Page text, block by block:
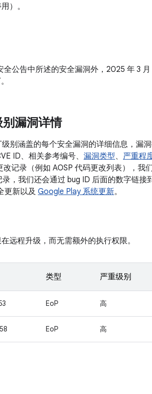
）。
全公告中所述的安全漏洞外，2025 年 3
漏洞详情
别涵盖的每个安全漏洞的详细信息，漏
ID、相关参考编号、 漏洞类型、 严重程
记录（例如 AOSP 代码更改列表），我
，我们还会通过 bug ID 后面的数字链接
更新以及 Google Play 系统更新。
远程升级，而无需额外的执行权限。
类型 严重级别
EoP 高
EoP 高